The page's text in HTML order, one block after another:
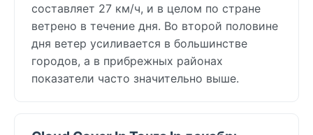
составляет 27 км/ч, и в целом по стране
ветрено в течение дня. Во второй половине
дня ветер усиливается в большинстве
городов, а в прибрежных районах
показатели часто значительно выше.